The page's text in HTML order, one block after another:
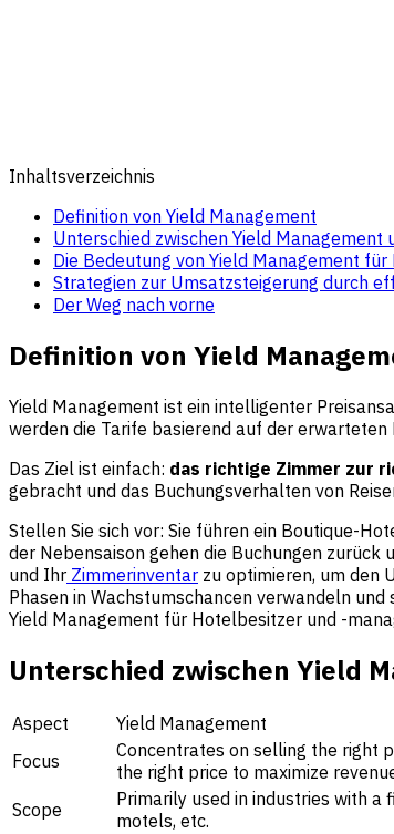
Inhaltsverzeichnis
Definition von Yield Management
Unterschied zwischen Yield Management
Die Bedeutung von Yield Management für
Strategien zur Umsatzsteigerung durch
Der Weg nach vorne
Definition von Yield
Yield Management ist ein intelligenter
werden die Tarife basierend auf der
Das Ziel ist einfach: das richtige Zimmer zur
gebracht und das Buchungsverhalten von
Stellen Sie sich vor: Sie führen ein Boutique-
der Nebensaison gehen die Buchungen
und Ihr Zimmerinventar zu optimieren, um den
Phasen in Wachstumschancen verwandeln
Yield Management für Hotelbesitzer und -
Unterschied zwischen Yield
Aspect Yield Management
Focus
Concentrates on selling the right
the right price to maximize
Scope
Primarily used in industries with a
motels, etc.